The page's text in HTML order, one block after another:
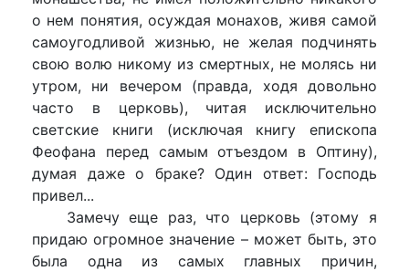
о нем понятия, осуждая монахов, живя самой
самоугодливой жизнью, не желая подчинять
свою волю никому из смертных, не молясь ни
утром, ни вечером (правда, ходя довольно
часто в церковь), читая исключительно
светские книги (исключая книгу епископа
Феофана перед самым отъездом в Оптину),
думая даже о браке? Один ответ: Господь
привел...
Замечу еще раз, что церковь (этому я
придаю огромное значение – может быть, это
была одна из самых главных причин,